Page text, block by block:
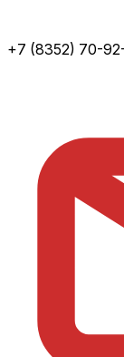
+7 (8352) 70-